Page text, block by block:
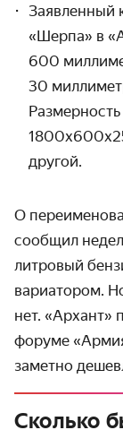
Заявленный
«Шерпа» в
600
30
другой.
О
сообщил
литровый
вариатором.
нет. «Архант»
форуме
заметно
Сколько